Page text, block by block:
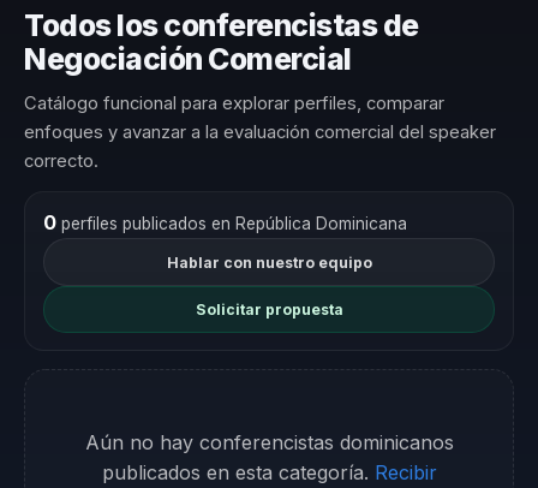
Todos los conferencistas de
Negociación Comercial
Catálogo funcional para explorar perfiles, comparar
enfoques y avanzar a la evaluación comercial del speaker
correcto.
0perfiles publicados en República Dominicana
Hablar con nuestro equipo
Solicitar propuesta
Aún no hay conferencistas dominicanos
publicados en esta categoría. Recibir